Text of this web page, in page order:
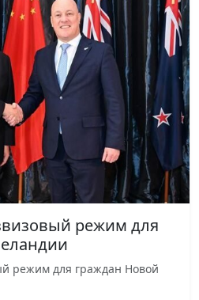
режим для
режим для граждан Новой